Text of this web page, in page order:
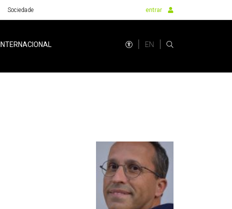
Sociedade entrar
INTERNACIONAL EN